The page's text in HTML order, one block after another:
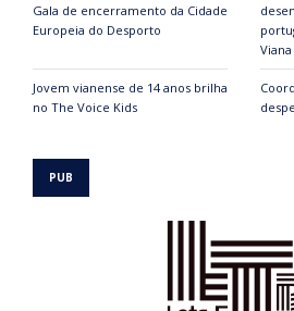
Gala de encerramento da Cidade
Europeia do Desporto
Jovem vianense de 14 anos brilha
no The Voice Kids